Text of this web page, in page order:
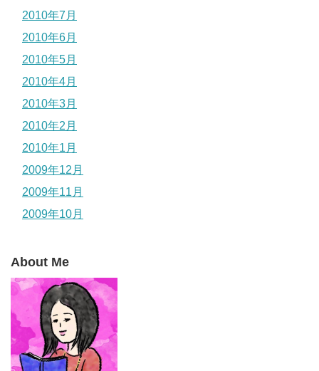
2010年7月
2010年6月
2010年5月
2010年4月
2010年3月
2010年2月
2010年1月
2009年12月
2009年11月
2009年10月
About Me